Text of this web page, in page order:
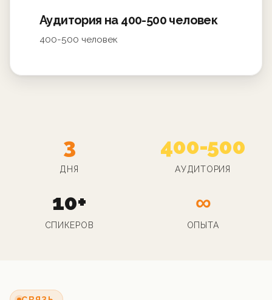
Аудитория на 400-500 человек
400-500 человек
3
ДНЯ
400-500
АУДИТОРИЯ
10+
СПИКЕРОВ
∞
ОПЫТА